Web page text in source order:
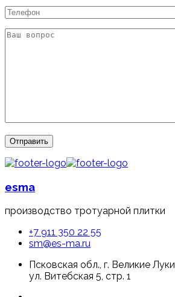
esma
производство тротуарной плитки
+7 911 350 22 55
sm@es-ma.ru
Псковская обл., г. Великие Луки,
ул. Витебская 5, стр. 1